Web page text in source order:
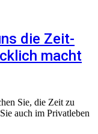
die Zeit-
macht
Sie, die Zeit zu
auch im Privatleben